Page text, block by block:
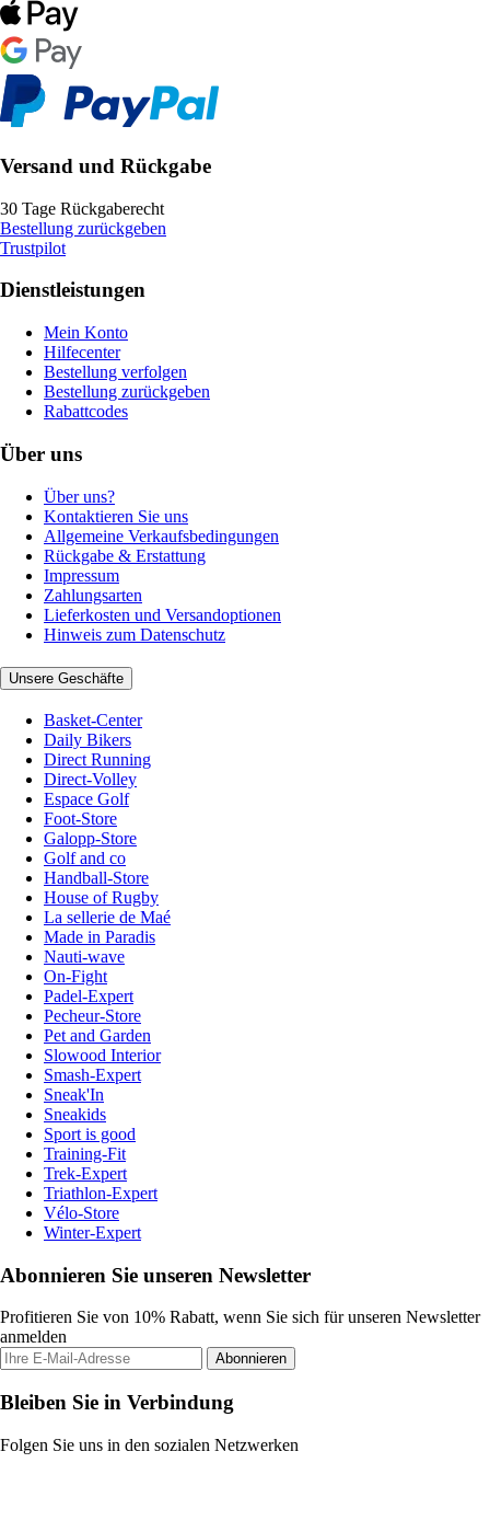
Versand und Rückgabe
30 Tage Rückgaberecht
Bestellung zurückgeben
Trustpilot
Dienstleistungen
Mein Konto
Hilfecenter
Bestellung verfolgen
Bestellung zurückgeben
Rabattcodes
Über uns
Über uns?
Kontaktieren Sie uns
Allgemeine Verkaufsbedingungen
Rückgabe & Erstattung
Impressum
Zahlungsarten
Lieferkosten und Versandoptionen
Hinweis zum Datenschutz
Unsere Geschäfte
Basket-Center
Daily Bikers
Direct Running
Direct-Volley
Espace Golf
Foot-Store
Galopp-Store
Golf and co
Handball-Store
House of Rugby
La sellerie de Maé
Made in Paradis
Nauti-wave
On-Fight
Padel-Expert
Pecheur-Store
Pet and Garden
Slowood Interior
Smash-Expert
Sneak'In
Sneakids
Sport is good
Training-Fit
Trek-Expert
Triathlon-Expert
Vélo-Store
Winter-Expert
Abonnieren Sie unseren Newsletter
Profitieren Sie von 10% Rabatt, wenn Sie sich für unseren Newsletter
anmelden
Abonnieren
Bleiben Sie in Verbindung
Folgen Sie uns in den sozialen Netzwerken